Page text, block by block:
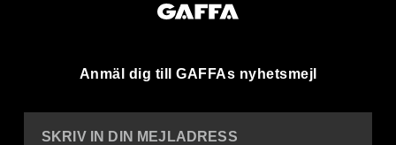
Anmäl dig till GAFFAs nyhetsmejl
SKRIV IN DIN MEJLADRESS